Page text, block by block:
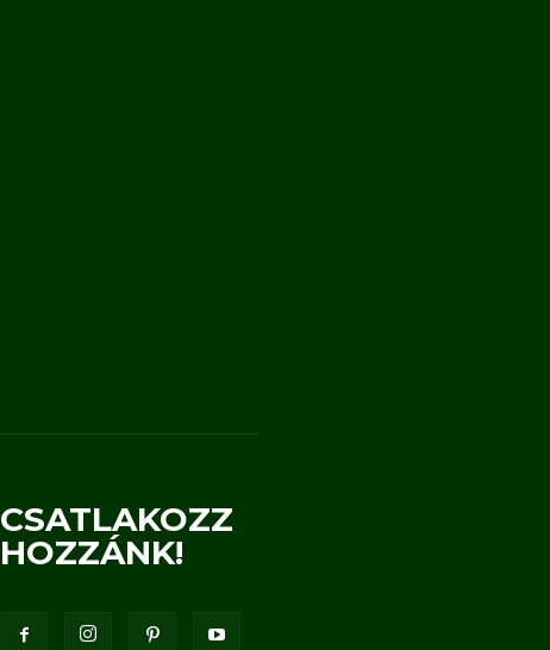
CSATLAKOZZ
HOZZÁNK!